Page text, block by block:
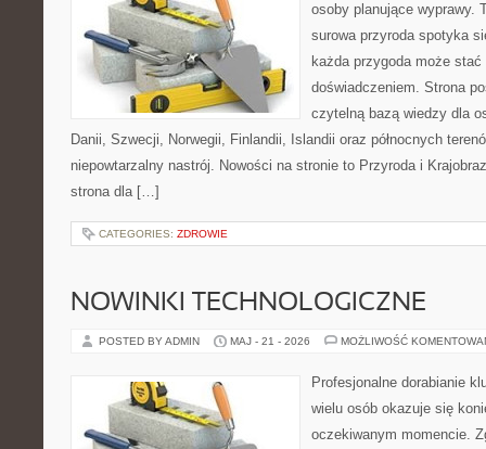
osoby planujące wyprawy.
surowa przyroda spotyka
każda przygoda może
doświadczeniem. Strona
czytelną bazą wiedzy dla
Danii, Szwecji, Norwegii, Finlandii, Islandii oraz północnych
niepowtarzalny nastrój. Nowości na stronie to Przyroda i
strona dla […]
CATEGORIES: ZDROWIE
NOWINKI TECHNOLOGICZNE
POSTED BY ADMIN MAJ - 21 - 2026 MOŻLIWOŚĆ
Profesjonalne dorabianie
wielu osób okazuje się
oczekiwanym momencie.